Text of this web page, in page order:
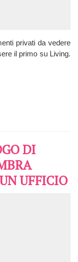
privati da vedere
il primo su Living.
DI
UFFICIO